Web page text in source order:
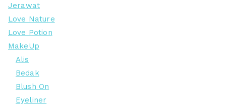
Jerawat
Love Nature
Love Potion
MakeUp
Alis
Bedak
Blush On
Eyeliner